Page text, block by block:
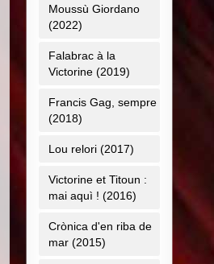
Moussù Giordano
(2022)
Falabrac à la
Victorine (2019)
Francis Gag, sempre
(2018)
Lou relori (2017)
Victorine et Titoun :
mai aquì ! (2016)
Crònica d'en riba de
mar (2015)